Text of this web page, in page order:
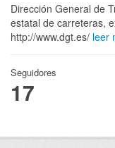
Dirección General de
estatal de carreteras,
http://www.dgt.es/ leer
Seguidores
17